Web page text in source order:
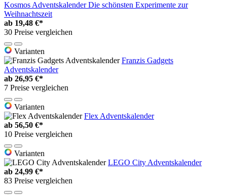
Kosmos Adventskalender Die schönsten Experimente zur
Weihnachtszeit
ab 19,48 €*
30 Preise vergleichen
Varianten
Franzis Gadgets
Adventskalender
ab 26,95 €*
7 Preise vergleichen
Varianten
Flex Adventskalender
ab 56,50 €*
10 Preise vergleichen
Varianten
LEGO City Adventskalender
ab 24,99 €*
83 Preise vergleichen